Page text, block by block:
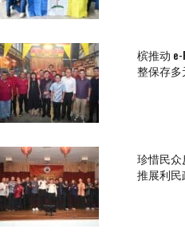
槟推动
整保存
珍惜民
推展利民